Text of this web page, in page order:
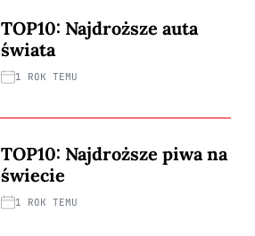
TOP10: Najdroższe auta
świata
1 ROK TEMU
TOP10: Najdroższe piwa na
świecie
1 ROK TEMU